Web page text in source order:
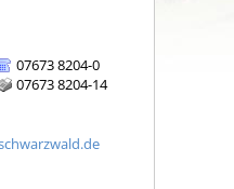
07673 8204-0
07673 8204-14